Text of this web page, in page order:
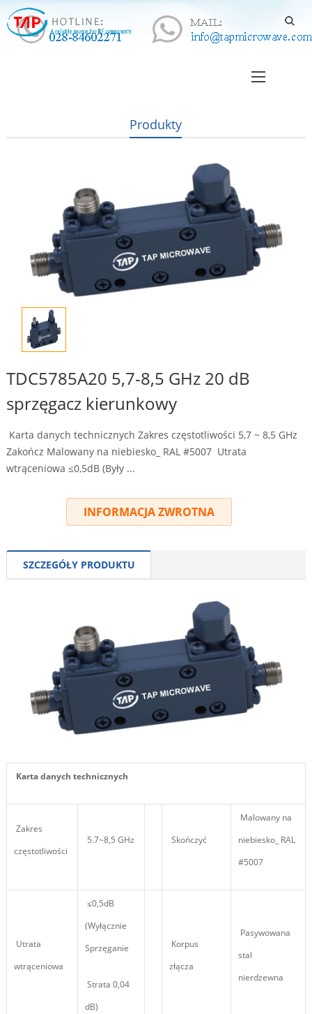
Produkty
TDC5785A20 5,7-8,5 GHz 20 dB
sprzęgacz kierunkowy
Karta danych technicznych Zakres częstotliwości 5,7 ~ 8,5 GHz
Zakończ Malowany na niebiesko_ RAL #5007 Utrata
wtrąceniowa ≤0,5dB (Były ...
INFORMACJA ZWROTNA
SZCZEGÓŁY PRODUKTU
Karta danych technicznych
Zakres
częstotliwości
5.7~8,5 GHz Skończyć
Malowany na
niebiesko_ RAL
#5007
Utrata
wtrąceniowa
≤0,5dB
(Wyłącznie
Sprzęganie
Strata 0,04
dB)
Korpus
złącza
Pasywowana
stal
nierdzewna